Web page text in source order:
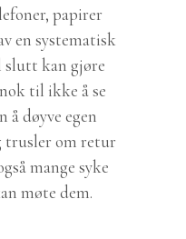
papirer
en systematisk
kan gjøre
til ikke å se
å døyve egen
trusler om retur
mange syke
møte dem.